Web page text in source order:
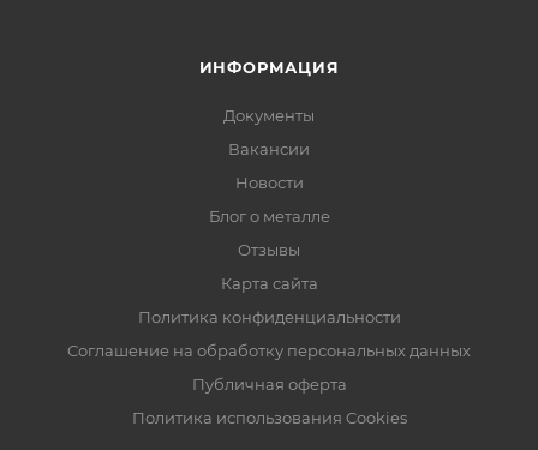
ИНФОРМАЦИЯ
Документы
Вакансии
Новости
Блог о металле
Отзывы
Карта сайта
Политика конфиденциальности
Соглашение на обработку персональных данных
Публичная оферта
Политика использования Cookies